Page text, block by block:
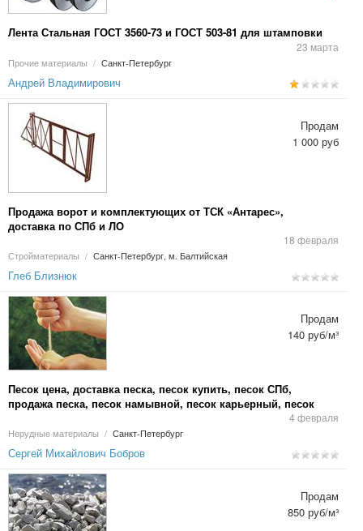
Лента Стальная ГОСТ 3560-73 и ГОСТ 503-81 для штамповки
23 марта
Прочие материалы / Санкт-Петербург
Андрей Владимирович
Продажа ворот и комплектующих от ТСК «Антарес»,
доставка по СПб и ЛО
18 февраля
Стройматериалы / Санкт-Петербург, м. Балтийская
Продам
1 000 руб
Глеб Близнюк
Песок цена, доставка песка, песок купить, песок СПб,
продажа песка, песок намывной, песок карьерный, песок
строительный, песок для строительных работ с доставкой
4 февраля
Нерудные материалы / Санкт-Петербург
Продам
140 руб/м³
Сергей Михайлович Бобров
Продам
850 руб/м³